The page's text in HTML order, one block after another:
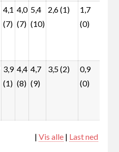
4,1
(7)
4,0
(7)
5,4
(10)
2,6 (1)
1,7
(0)
3,9
(1)
4,4
(8)
4,7
(9)
3,5 (2)
0,9
(0)
|Vis alle | Last ned